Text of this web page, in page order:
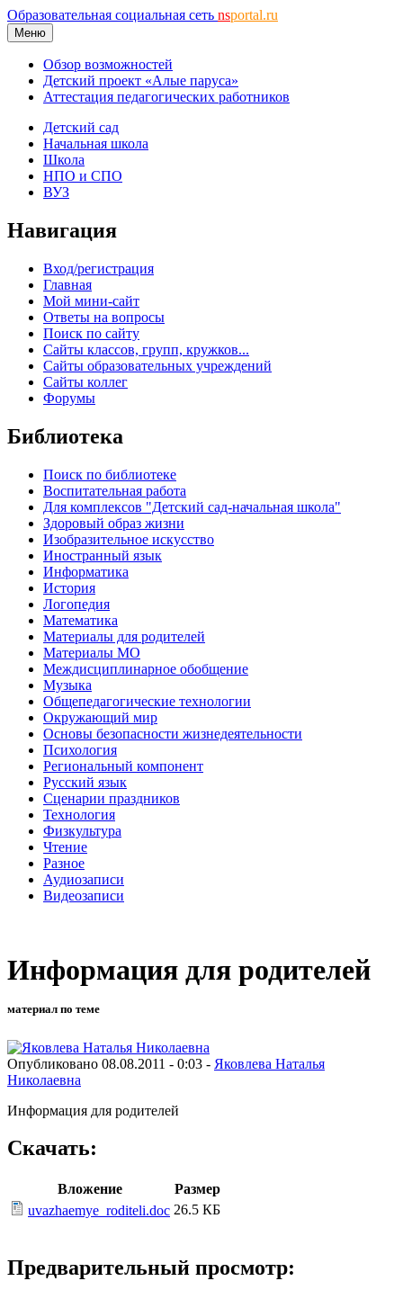
Образовательная социальная сеть nsportal.ru
Меню
Обзор возможностей
Детский проект «Алые паруса»
Аттестация педагогических работников
Детский сад
Начальная школа
Школа
НПО и СПО
ВУЗ
Навигация
Вход/регистрация
Главная
Мой мини-сайт
Ответы на вопросы
Поиск по сайту
Сайты классов, групп, кружков...
Сайты образовательных учреждений
Сайты коллег
Форумы
Библиотека
Поиск по библиотеке
Воспитательная работа
Для комплексов "Детский сад-начальная школа"
Здоровый образ жизни
Изобразительное искусство
Иностранный язык
Информатика
История
Логопедия
Математика
Материалы для родителей
Материалы МО
Междисциплинарное обобщение
Музыка
Общепедагогические технологии
Окружающий мир
Основы безопасности жизнедеятельности
Психология
Региональный компонент
Русский язык
Сценарии праздников
Технология
Физкультура
Чтение
Разное
Аудиозаписи
Видеозаписи
Информация для родителей
материал по теме
Опубликовано 08.08.2011 - 0:03 - Яковлева Наталья
Николаевна
Информация для родителей
Скачать:
Вложение
Размер
uvazhaemye_roditeli.doc 26.5 КБ
Предварительный просмотр: